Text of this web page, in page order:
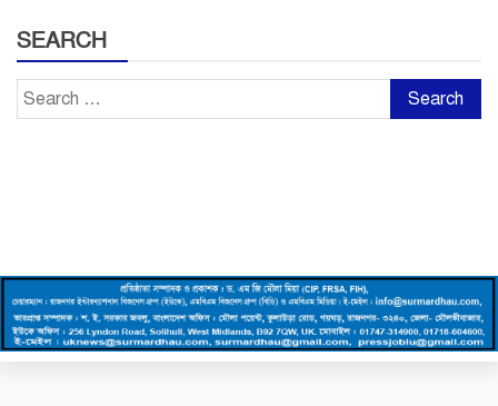
SEARCH
Search
for: